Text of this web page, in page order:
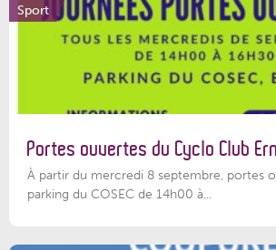
Sport
Portes ouvertes du Cyclo Club
À partir du mercredi 8 septembre, portes
parking du COSEC de 14h00 à...